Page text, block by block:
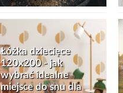
Łóżka dziecięce
120x200 - jak
wybrać idealne
miejsce do snu dla